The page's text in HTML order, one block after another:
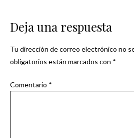
Deja una respuesta
Tu dirección de correo electrónico no
obligatorios están marcados con *
Comentario *